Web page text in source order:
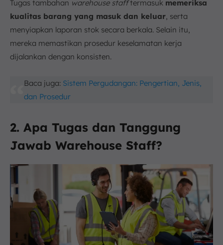
Tugas tambahan warehouse stafftermasuk memeriksa
kualitas barang yang masuk dan keluar, serta
menyiapkan laporan stok secara berkala. Selain itu,
mereka memastikan prosedur keselamatan kerja
dijalankan dengan konsisten.
Baca juga: Sistem Pergudangan: Pengertian, Jenis,
dan Prosedur
2. Apa Tugas dan Tanggung
Jawab Warehouse Staff?